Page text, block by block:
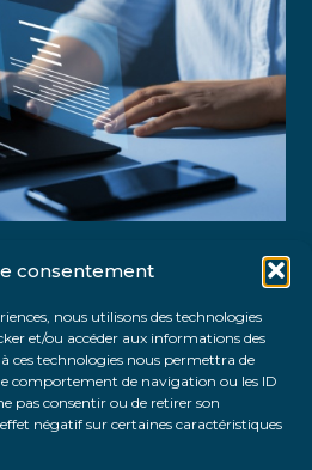
consentement
nous utilisons des technologies
et/ou accéder aux informations des
ces technologies nous permettra de
comportement de navigation ou les ID
pas consentir ou de retirer son
négatif sur certaines caractéristiques